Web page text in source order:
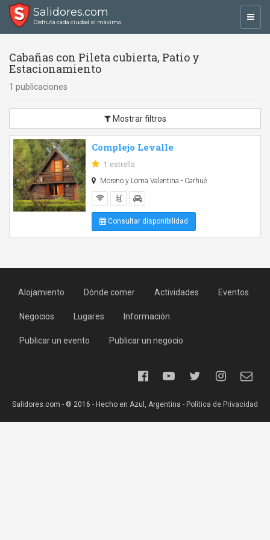
Salidores.com
Disfrutá cada ciudad al máximo
Cabañas con Pileta cubierta, Patio y
Estacionamiento
1 publicaciones
Mostrar filtros
Complejo Levalle
1 estrella
Moreno y Loma Valentina - Carhué
Consultar disponibilidad
Alojamiento Dónde comer Actividades Eventos
Negocios Lugares Información
Publicar un evento Publicar un negocio
Salidores.com - ® 2016 - Hecho en Azul, Argentina - Política de Privacidad